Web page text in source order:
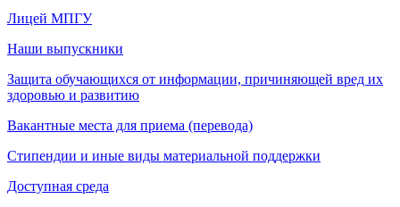
Лицей МПГУ
Наши выпускники
Защита обучающихся от информации, причиняющей вред их
здоровью и развитию
Вакантные места для приема (перевода)
Стипендии и иные виды материальной поддержки
Доступная среда